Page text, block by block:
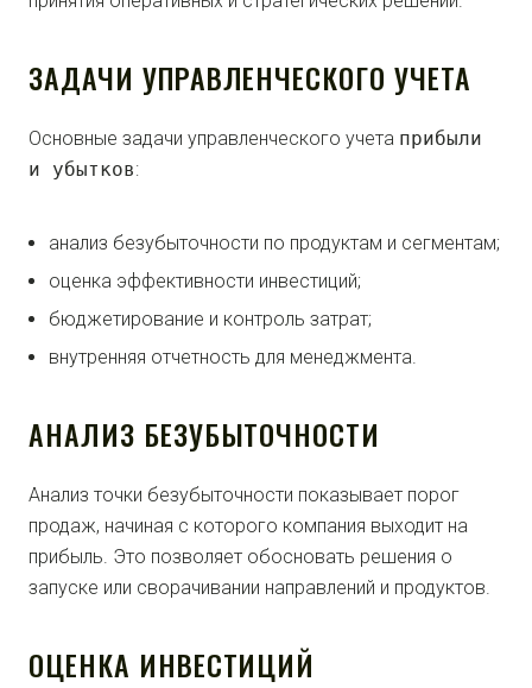
ЗАДАЧИ УПРАВЛЕНЧЕСКОГО УЧЕТА
Основные задачи управленческого учета прибыли
и убытков:
анализ безубыточности по продуктам и сегментам;
оценка эффективности инвестиций;
бюджетирование и контроль затрат;
внутренняя отчетность для менеджмента.
АНАЛИЗ БЕЗУБЫТОЧНОСТИ
Анализ точки безубыточности показывает порог
продаж, начиная с которого компания выходит на
прибыль. Это позволяет обосновать решения о
запуске или сворачивании направлений и продуктов.
ОЦЕНКА ИНВЕСТИЦИЙ